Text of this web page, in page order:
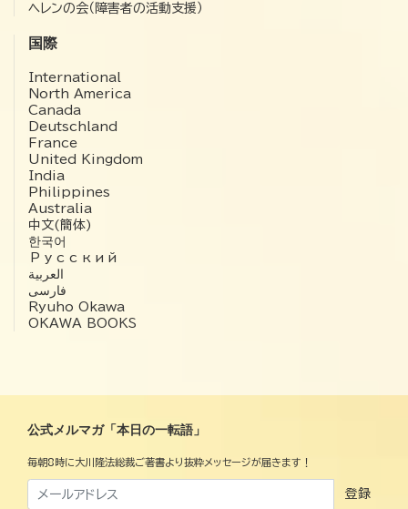
ヘレンの会（障害者の活動支援）
国際
International
North America
Canada
Deutschland
France
United Kingdom
India
Philippines
Australia
中文(簡体)
한국어
Русский
العربية‏
فارسی
Ryuho Okawa
OKAWA BOOKS
公式メルマガ「本日の一転語」
毎朝8時に大川隆法総裁ご著書より抜粋メッセージが届きます！
登録